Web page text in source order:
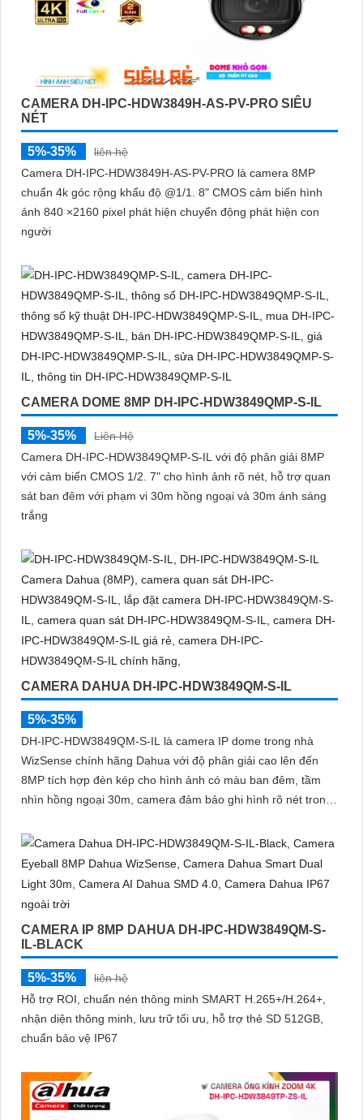
CAMERA DH-IPC-HDW3849H-AS-PV-PRO SIÊU
NÉT
5%-35%
liên hệ
Camera DH-IPC-HDW3849H-AS-PV-PRO là camera 8MP
chuẩn 4k góc rộng khẩu độ @1/1. 8" CMOS cảm biến hình
ảnh 840 ×2160 pixel phát hiện chuyển động phát hiện con
người
CAMERA DOME 8MP DH-IPC-HDW3849QMP-S-IL
5%-35%
Liên Hệ
Camera DH-IPC-HDW3849QMP-S-IL với độ phân giải 8MP
với cảm biến CMOS 1/2. 7" cho hình ảnh rõ nét, hỗ trợ quan
sát ban đêm với phạm vi 30m hồng ngoại và 30m ánh sáng
trắng
CAMERA DAHUA DH-IPC-HDW3849QM-S-IL
5%-35%
DH-IPC-HDW3849QM-S-IL là camera IP dome trong nhà
WizSense chính hãng Dahua với độ phân giải cao lên đến
8MP tích hợp đèn kép cho hình ảnh có màu ban đêm, tầm
nhìn hồng ngoại 30m, camera đảm bảo ghi hình rõ nét trong
tích hợp micro ghi âm, chuẩn POE và khả năng nhận diện
chính xác người và phương tiện giám sát an ninh tốt
CAMERA IP 8MP DAHUA DH-IPC-HDW3849QM-S-
IL-BLACK
5%-35%
liên hệ
Hỗ trợ ROI, chuẩn nén thông minh SMART H.265+/H.264+,
nhận diện thông minh, lưu trữ tối ưu, hỗ trợ thẻ SD 512GB,
chuẩn bảo vệ IP67